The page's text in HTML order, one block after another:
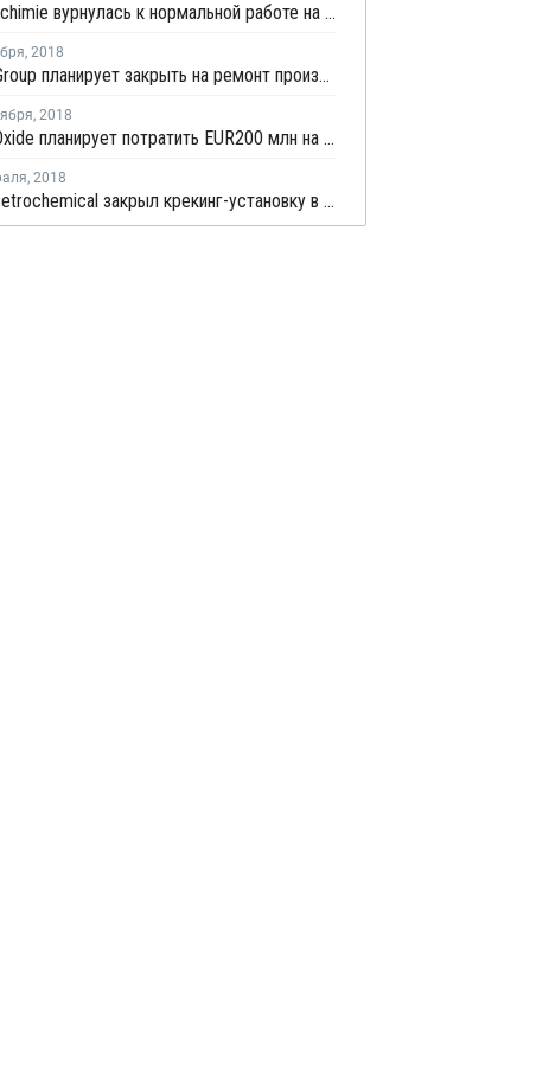
Naphtachimie вурнулась к нормальной работе на крекинг-установке в Лавере
, 2018
Ineos Group планирует закрыть на ремонт производство окиси этилена в Лавере
, 2018
Ineos Oxide планирует потратить EUR200 млн на модернизацию производства окиси этилена в Европе
, 2018
Total Petrochemical закрыл крекинг-установку в Гонфревилле из-за поломки